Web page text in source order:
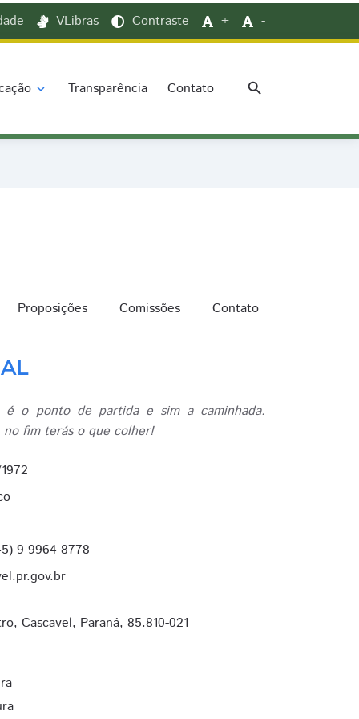
VLibras Contraste + -
expand_more Transparência Contato search
Proposições Comissões Contato
o ponto de partida e sim a caminhada.
no fim terás o que colher!
9 9964-8778
Cascavel, Paraná, 85.810-021